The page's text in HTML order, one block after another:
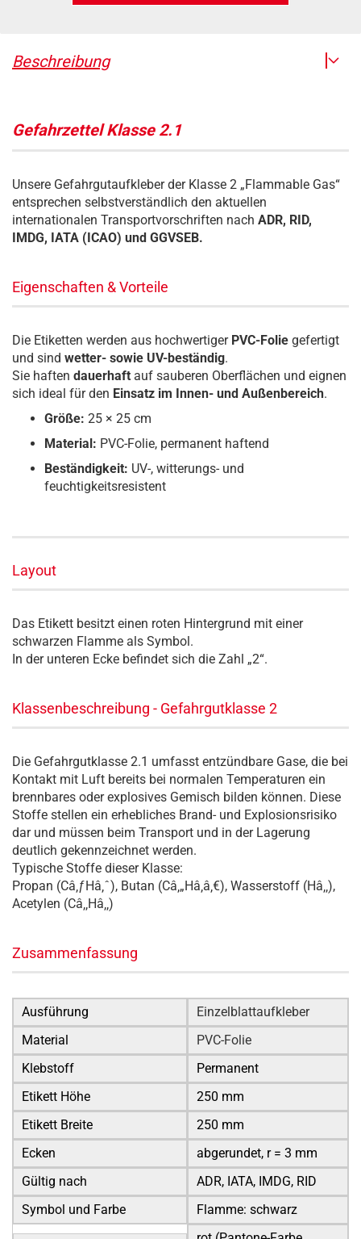
Beschreibung
Gefahrzettel Klasse 2.1
Unsere Gefahrgutaufkleber der Klasse 2 „Flammable Gas“
entsprechen selbstverständlich den aktuellen
internationalen Transportvorschriften nach ADR, RID,
IMDG, IATA (ICAO) und GGVSEB.
Eigenschaften & Vorteile
Die Etiketten werden aus hochwertiger PVC-Folie gefertigt
und sind wetter- sowie UV-beständig.
Sie haften dauerhaft auf sauberen Oberflächen und eignen
sich ideal für den Einsatz im Innen- und Außenbereich.
Größe: 25 × 25 cm
Material: PVC-Folie, permanent haftend
Beständigkeit: UV-, witterungs- und
feuchtigkeitsresistent
Layout
Das Etikett besitzt einen roten Hintergrund mit einer
schwarzen Flamme als Symbol.
In der unteren Ecke befindet sich die Zahl „2“.
Klassenbeschreibung - Gefahrgutklasse 2
Die Gefahrgutklasse 2.1 umfasst entzündbare Gase, die bei
Kontakt mit Luft bereits bei normalen Temperaturen ein
brennbares oder explosives Gemisch bilden können. Diese
Stoffe stellen ein erhebliches Brand- und Explosionsrisiko
dar und müssen beim Transport und in der Lagerung
deutlich gekennzeichnet werden.
Typische Stoffe dieser Klasse:
Propan (Câ‚ƒHâ‚ˆ), Butan (Câ‚„Hâ‚â‚€), Wasserstoff (Hâ‚‚),
Acetylen (Câ‚‚Hâ‚‚)
Zusammenfassung
Ausführung
Einzelblattaufkleber
Material
PVC-Folie
Klebstoff
Permanent
Etikett Höhe
250 mm
Etikett Breite
250 mm
Ecken
abgerundet, r = 3 mm
Gültig nach
ADR, IATA, IMDG, RID
Symbol und Farbe
Flamme: schwarz